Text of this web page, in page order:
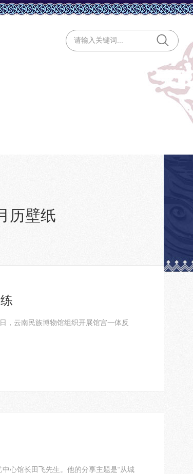
历壁纸
，云南民族博物馆组织开展馆宫一体反
心馆长田飞先生。他的分享主题是“从城